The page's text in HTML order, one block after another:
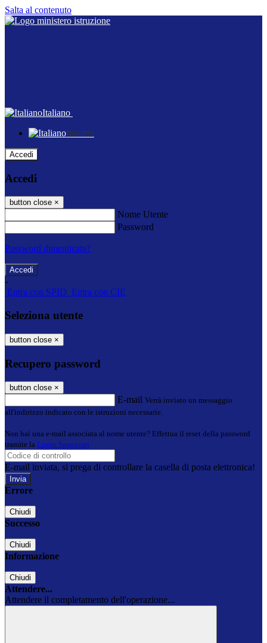
Salta al contenuto
Italiano
Italiano
Accedi
Accedi
button close ×
Nome Utente
Password
Password dimenticata?
-
Entra con SPID Entra con CIE
Seleziona utente
button close ×
Recupero password
button close ×
E-mail Verrà inviato un messaggio
all'indirizzo indicato con le istruzioni necessarie.
Non hai una e-mail associata al nome utente? Effettua il reset della password
tramite la Login Spaggiari
E-mail inviata, si prega di controllare la casella di posta elettronica!
Errore
Chiudi
Successo
Chiudi
Informazione
Chiudi
Attendere...
Attendere il completamento dell'operazione...